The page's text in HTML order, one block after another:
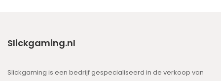
Slickgaming.nl
Slickgaming is een bedrijf gespecialiseerd in de verkoop van